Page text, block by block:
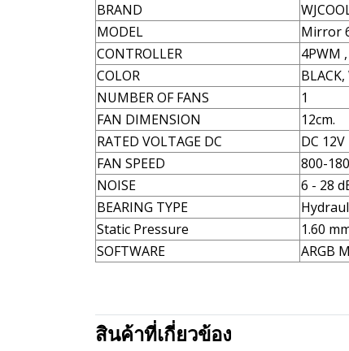
BRAND
MODEL
Mirror
CONTROLLER
4PWM
COLOR
NUMBER OF FANS
1
FAN DIMENSION
12cm.
RATED VOLTAGE DC
DC 12V
FAN SPEED
800-
NOISE
6 - 28
BEARING TYPE
Static Pressure
1.60
SOFTWARE
ARGB
สินค้าที่เกี่ยวข้อง